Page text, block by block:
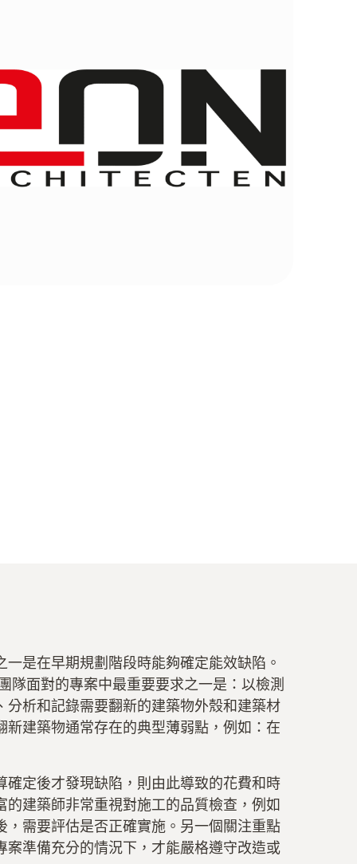
是在早期規劃階段時能夠確定能效缺陷。
隊面對的專案中最重要要求之一是：以檢測
分析和記錄需要翻新的建築物外殼和建築材
新建築物通常存在的典型薄弱點，例如：在
確定後才發現缺陷，則由此導致的花費和時
建築師非常重視對施工的品質檢查，例如
，需要評估是否正確實施。另一個關注重點
案準備充分的情況下，才能嚴格遵守改造或